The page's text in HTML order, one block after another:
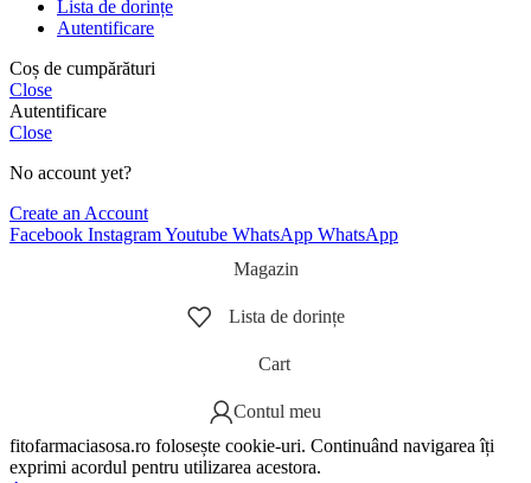
Lista de dorințe
Autentificare
Coș de cumpărături
Close
Autentificare
Close
No account yet?
Create an Account
Facebook InstagramYoutube WhatsApp WhatsApp
Magazin
Lista de dorințe
Cart
Contul meu
fitofarmaciasosa.ro folosește cookie-uri. Continuând navigarea îți
exprimi acordul pentru utilizarea acestora.